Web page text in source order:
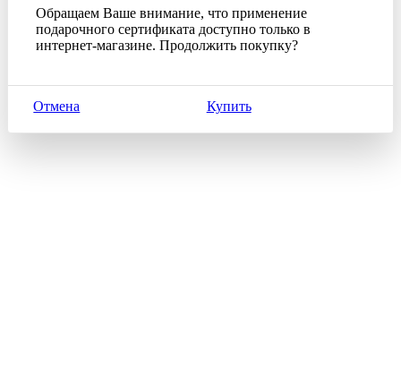
Обращаем Ваше внимание, что применение
подарочного сертификата доступно только в
интернет-магазине. Продолжить покупку?
Отмена Купить